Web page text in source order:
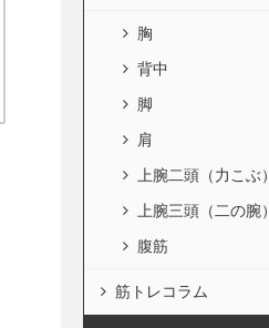
胸
背中
脚
肩
上腕二頭（力こぶ）
上腕三頭（二の腕）
腹筋
筋トレコラム